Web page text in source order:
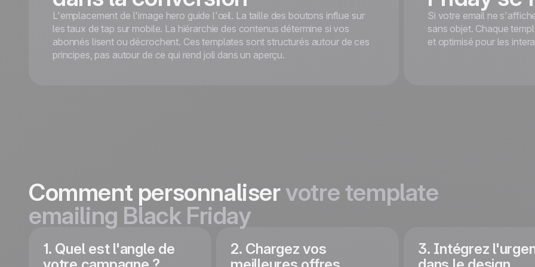
L'emplacement de l'image hero guide l'œil. La taille des boutons influe sur
les taux de tap sur mobile. La hiérarchie des contenus détermine si vos
abonnés lisent ou décrochent. Cestemplates sont structurés autour de ces
principes, pas autour de ce qui rend joli dans un aperçu.
Si votre email ne
sans objet. Chaque
et optimisé pour les
Comment personnaliservotre template
emailing Black Friday
1. Quel est l'angle de
2. Chargez vos
3. Intégrez